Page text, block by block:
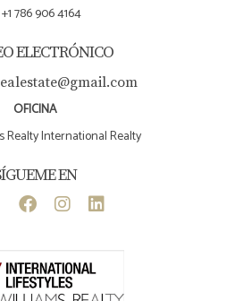
+1 786 906 4164
ELECTRÓNICO
OFICINA
Realty International Realty
EN